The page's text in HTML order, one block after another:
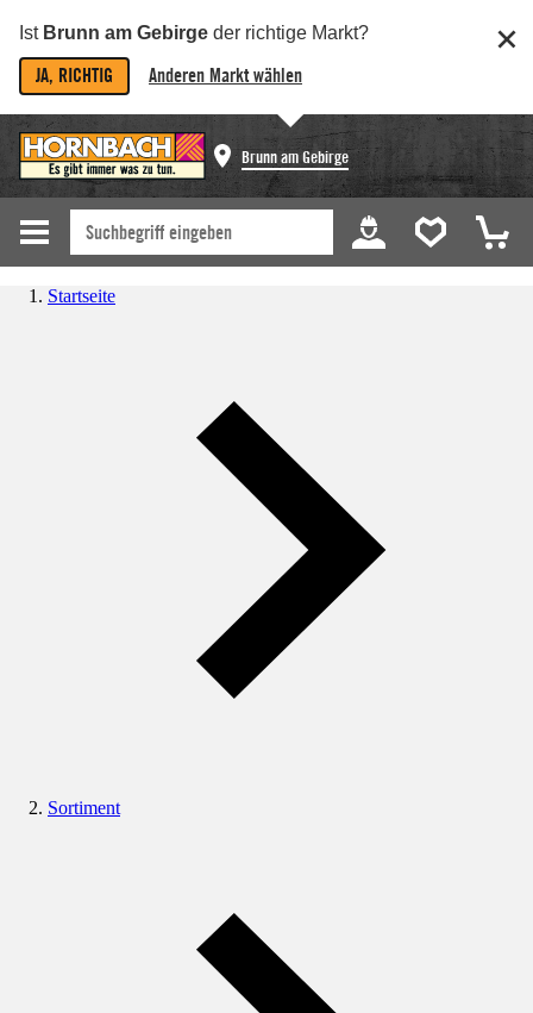
Ist Brunn am Gebirge der richtige Markt?
JA, RICHTIG Anderen Markt wählen
Brunn am Gebirge
Startseite
Sortiment